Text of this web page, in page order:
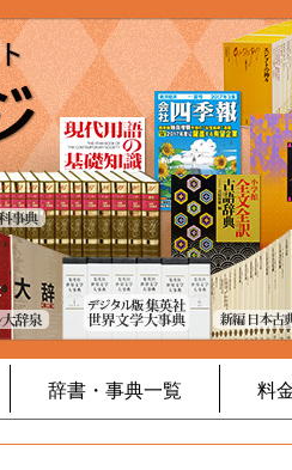
辞書・事典一覧 料